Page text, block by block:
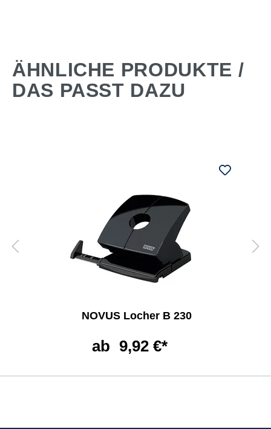
ÄHNLICHE PRODUKTE /
DAS PASST DAZU
NOVUS Locher B 230
ab 9,92 €*